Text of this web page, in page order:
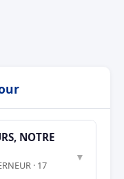
NOTRE
· 17
▼